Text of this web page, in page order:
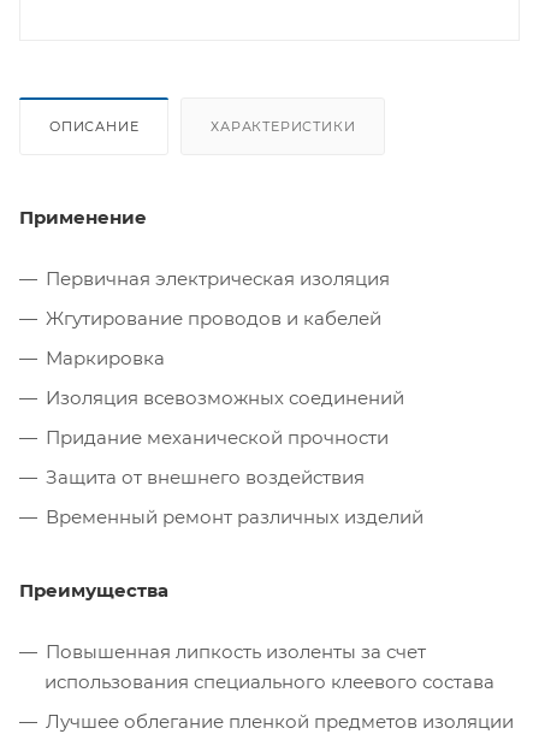
ОПИСАНИЕ ХАРАКТЕРИСТИКИ
Применение
Первичная электрическая изоляция
Жгутирование проводов и кабелей
Маркировка
Изоляция всевозможных соединений
Придание механической прочности
Защита от внешнего воздействия
Временный ремонт различных изделий
Преимущества
Повышенная липкость изоленты за счет
использования специального клеевого состава
Лучшее облегание пленкой предметов изоляции